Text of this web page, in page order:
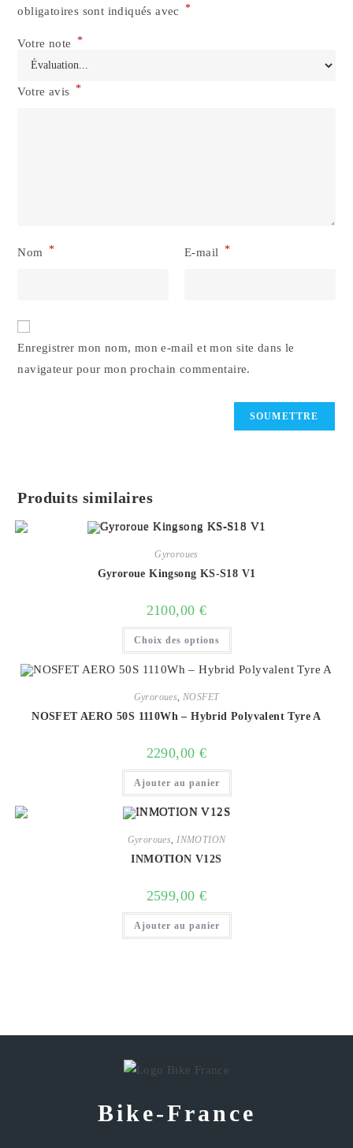
obligatoires sont indiqués avec
*
Votre note *
Votre avis *
Nom * E-mail *
Enregistrer mon nom, mon e-mail et mon site dans le
navigateur pour mon prochain commentaire.
Produits similaires
Gyroroues
Gyroroue Kingsong KS-S18 V1
2100,00 €
Choix des options
Ce
a
plusieurs
variations.
être
du
Gyroroues NOSFET
NOSFET AERO 50S 1110Wh – Hybrid Polyvalent Tyre A
2290,00 €
Ajouter au panier
Gyroroues,INMOTION
INMOTION V12S
2599,00 €
Ajouter au panier
Bike-France